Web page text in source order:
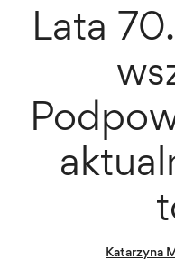
Lata
Katarzyna